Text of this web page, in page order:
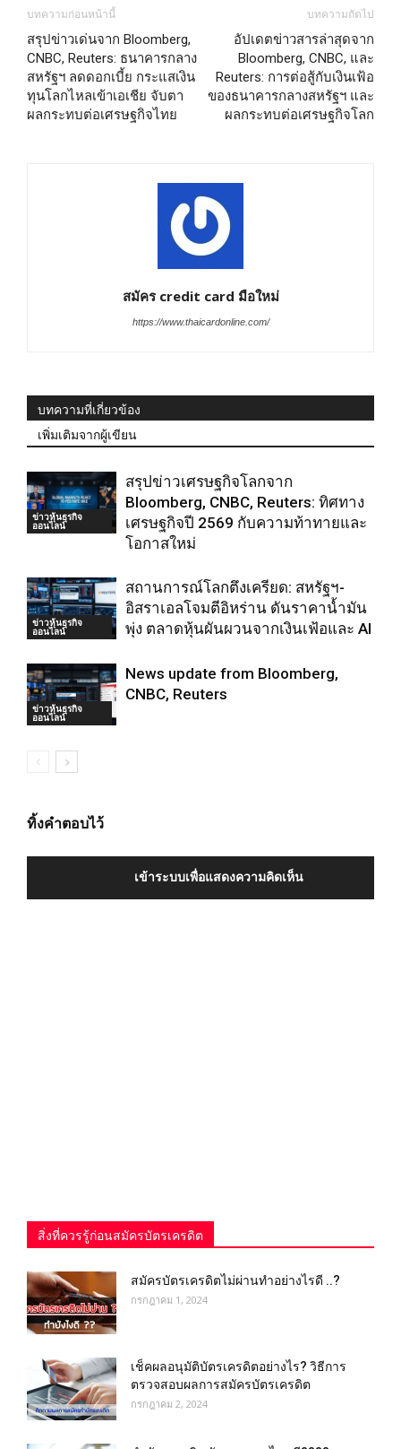
บทความก่อนหน้านี้
สรุปข่าวเด่นจาก Bloomberg,
CNBC, Reuters: ธนาคารกลาง
สหรัฐฯ ลดดอกเบี้ย กระแสเงิน
ทุนโลกไหลเข้าเอเชีย จับตา
ผลกระทบต่อเศรษฐกิจไทย
บทความถัดไป
อัปเดตข่าวสารล่าสุดจาก
Bloomberg, CNBC, และ
Reuters: การต่อสู้กับเงินเฟ้อ
ของธนาคารกลางสหรัฐฯ และ
ผลกระทบต่อเศรษฐกิจโลก
สมัคร credit card มือใหม่
https://www.thaicardonline.com/
บทความที่เกี่ยวข้อง
เพิ่มเติมจากผู้เขียน
ข่าวหุ้นธุรกิจ
ออนไลน์
สรุปข่าวเศรษฐกิจโลกจาก
Bloomberg, CNBC, Reuters: ทิศทาง
เศรษฐกิจปี 2569 กับความท้าทายและ
โอกาสใหม่
ข่าวหุ้นธุรกิจ
ออนไลน์
สถานการณ์โลกตึงเครียด: สหรัฐฯ-
อิสราเอลโจมตีอิหร่าน ดันราคาน้ำมัน
พุ่ง ตลาดหุ้นผันผวนจากเงินเฟ้อและ AI
ข่าวหุ้นธุรกิจ
ออนไลน์
News update from Bloomberg,
CNBC, Reuters
ทิ้งคำตอบไว้
เข้าระบบเพื่อแสดงความคิดเห็น
สิ่งที่ควรรู้ก่อนสมัครบัตรเครดิต
สมัครบัตรเครดิตไม่ผ่านทำอย่างไรดี ..?
กรกฎาคม 1, 2024
เช็คผลอนุมัติบัตรเครดิตอย่างไร? วิธีการ
ตรวจสอบผลการสมัครบัตรเครดิต
กรกฎาคม 2, 2024